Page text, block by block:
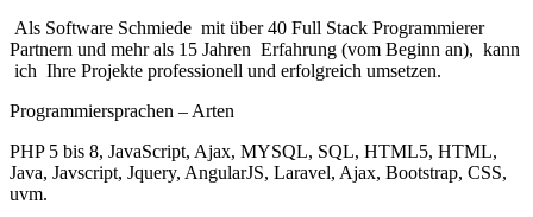
Als Software Schmiede mit über 40 Full Stack Programmierer
Partnern und mehr als 15 Jahren Erfahrung (vom Beginn an), kann
ich Ihre Projekte professionell und erfolgreich umsetzen.
Programmiersprachen – Arten
PHP 5 bis 8, JavaScript, Ajax, MYSQL, SQL, HTML5, HTML,
Java, Javscript, Jquery, AngularJS, Laravel, Ajax, Bootstrap, CSS,
uvm.